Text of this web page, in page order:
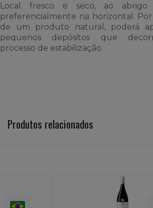
Local fresco e seco, ao
preferencialmente na horizontal.
de um produto natural, poderá
pequenos depósitos que
processo de estabilização.
Produtos relacionados